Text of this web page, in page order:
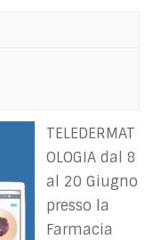
TELEDERMAT
OLOGIA dal 8
al 20 Giugno
presso la
Farmacia